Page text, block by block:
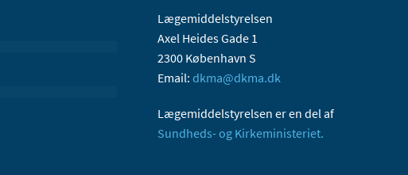
Lægemiddelstyrelsen
Axel Heides Gade 1
2300 København S
Email: dkma@dkma.dk
Lægemiddelstyrelsen er en del af
Sundheds- og Kirkeministeriet.